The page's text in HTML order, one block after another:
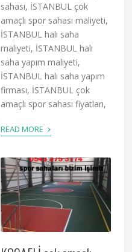
sahası, İSTANBUL çok
amaçlı spor sahası maliyeti,
İSTANBUL halı saha
maliyeti, İSTANBUL halı
saha yapım maliyeti,
İSTANBUL halı saha yapım
firması, İSTANBUL çok
amaçlı spor sahası fiyatları,
READ MORE ›